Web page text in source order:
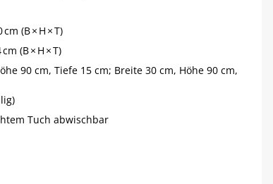
(B × H × T)
(B × H × T)
90 cm, Tiefe 15 cm; Breite 30 cm, Höhe 90 cm,
Tuch abwischbar